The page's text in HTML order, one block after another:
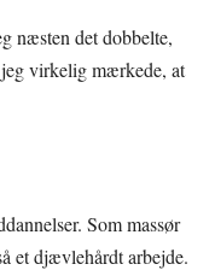
næsten det dobbelte,
virkelig mærkede, at
Som massør
et djævlehårdt arbejde.